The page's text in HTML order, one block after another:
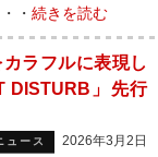
・ 続きを読む
ラフルに表現し
DISTURB」先行
ュース 2026年3月2日